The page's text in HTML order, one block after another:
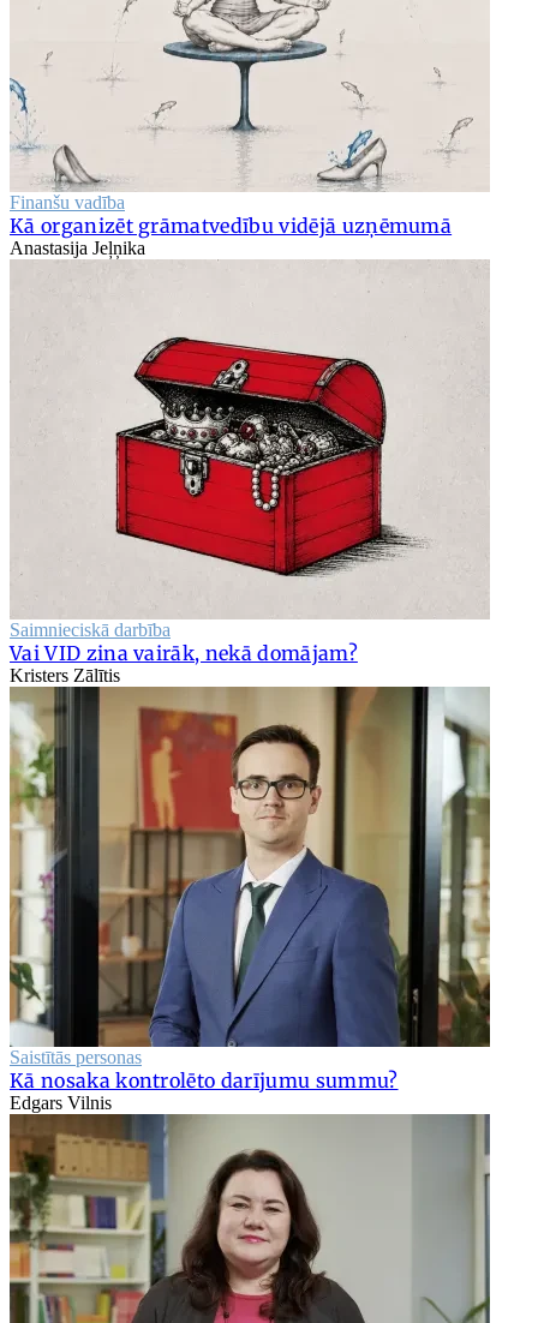
Finanšu vadība
Kā organizēt grāmatvedību vidējā uzņēmumā
Anastasija Jeļņika
Saimnieciskā darbība
Vai VID zina vairāk, nekā domājam?
Kristers Zālītis
Saistītās personas
Kā nosaka kontrolēto darījumu summu?
Edgars Vilnis